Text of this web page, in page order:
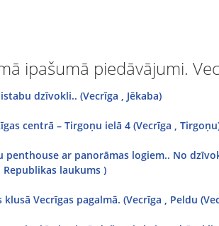
ipašumā piedāvājumi.
dzīvokli.. (Vecrīga , Jēkaba)
centrā – Tirgoņu ielā 4 (Vecrīga ,
penthouse ar panorāmas logiem.. No
Republikas laukums )
Vecrīgas pagalmā. (Vecrīga , Peldu